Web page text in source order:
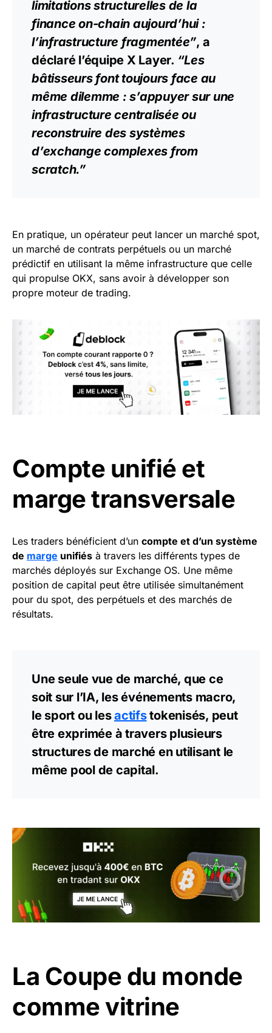
limitations structurelles de la
finance on-chain aujourd’hui :
l’infrastructure fragmentée”, a
déclaré l’équipe X Layer. “Les
bâtisseurs font toujours face au
même dilemme : s’appuyer sur une
infrastructure centralisée ou
reconstruire des systèmes
d’exchange complexes from
scratch.”
En pratique, un opérateur peut lancer un marché spot,
un marché de contrats perpétuels ou un marché
prédictif en utilisant la même infrastructure que celle
qui propulse OKX, sans avoir à développer son
propre moteur de trading.
Compte unifié et
marge transversale
Les traders bénéficient d’un compte et d’un système
de marge unifiés à travers les différents types de
marchés déployés sur Exchange OS. Une même
position de capital peut être utilisée simultanément
pour du spot, des perpétuels et des marchés de
résultats.
Une seule vue de marché, que ce
soit sur l’IA, les événements macro,
le sport ou lesactifstokenisés, peut
être exprimée à travers plusieurs
structures de marché en utilisant le
même pool de capital.
La Coupe du monde
comme vitrine